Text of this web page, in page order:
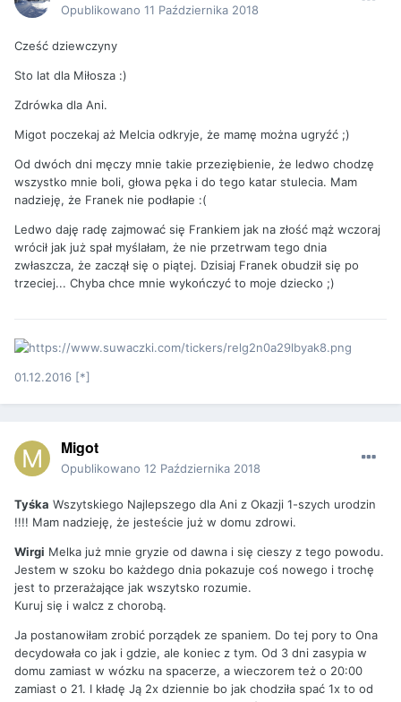
Opublikowano 11 Października 2018
Cześć dziewczyny
Sto lat dla Miłosza :)
Zdrówka dla Ani.
Migot poczekaj aż Melcia odkryje, że mamę można ugryźć ;)
Od dwóch dni męczy mnie takie przeziębienie, że ledwo chodzę
wszystko mnie boli, głowa pęka i do tego katar stulecia. Mam
nadzieję, że Franek nie podłapie :(
Ledwo daję radę zajmować się Frankiem jak na złość mąż wczoraj
wrócił jak już spał myślałam, że nie przetrwam tego dnia
zwłaszcza, że zaczął się o piątej. Dzisiaj Franek obudził się po
trzeciej... Chyba chce mnie wykończyć to moje dziecko ;)
01.12.2016 [*]
Migot
Opublikowano 12 Października 2018
Tyśka Wszytskiego Najlepszego dla Ani z Okazji 1-szych urodzin
!!!! Mam nadzieję, że jesteście już w domu zdrowi.
Wirgi Melka już mnie gryzie od dawna i się cieszy z tego powodu.
Jestem w szoku bo każdego dnia pokazuje coś nowego i trochę
jest to przerażające jak wszytsko rozumie.
Kuruj się i walcz z chorobą.
Ja postanowiłam zrobić porządek ze spaniem. Do tej pory to Ona
decydowała co jak i gdzie, ale koniec z tym. Od 3 dni zasypia w
domu zamiast w wózku na spacerze, a wieczorem też o 20:00
zamiast o 21. I kładę Ją 2x dziennie bo jak chodziła spać 1x to od